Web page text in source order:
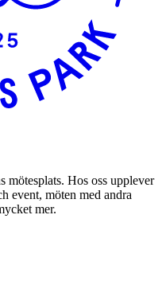
mötesplats. Hos oss upplever
event, möten med andra
mer.